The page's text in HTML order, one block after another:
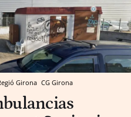
Girona CG Girona